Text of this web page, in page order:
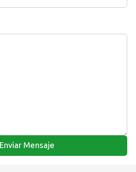
Enviar Mensaje